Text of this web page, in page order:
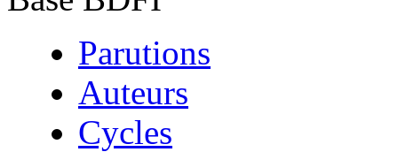
Parutions
Auteurs
Cycles